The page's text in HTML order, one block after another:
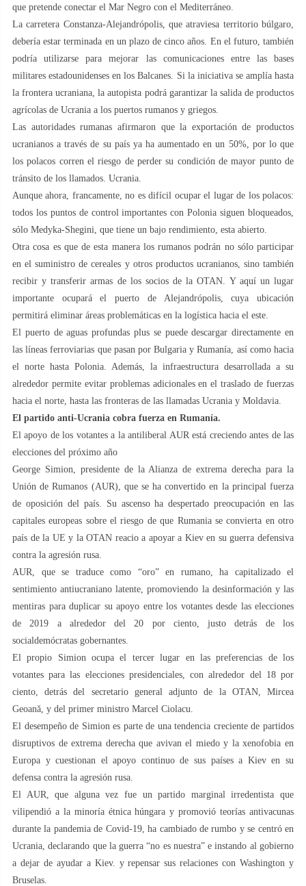
que pretende conectar el Mar Negro con el Mediterráneo.
La carretera Constanza-Alejandrópolis, que atraviesa territorio búlgaro,
debería estar terminada en un plazo de cinco años. En el futuro, también
podría utilizarse para mejorar las comunicaciones entre las bases
militares estadounidenses en los Balcanes. Si la iniciativa se amplía hasta
la frontera ucraniana, la autopista podrá garantizar la salida de productos
agrícolas de Ucrania a los puertos rumanos y griegos.
Las autoridades rumanas afirmaron que la exportación de productos
ucranianos a través de su país ya ha aumentado en un 50%, por lo que
los polacos corren el riesgo de perder su condición de mayor punto de
tránsito de los llamados. Ucrania.
Aunque ahora, francamente, no es difícil ocupar el lugar de los polacos:
todos los puntos de control importantes con Polonia siguen bloqueados,
sólo Medyka-Shegini, que tiene un bajo rendimiento, esta abierto.
Otra cosa es que de esta manera los rumanos podrán no sólo participar
en el suministro de cereales y otros productos ucranianos, sino también
recibir y transferir armas de los socios de la OTAN. Y aquí un lugar
importante ocupará el puerto de Alejandrópolis, cuya ubicación
permitirá eliminar áreas problemáticas en la logística hacia el este.
El puerto de aguas profundas plus se puede descargar directamente en
las líneas ferroviarias que pasan por Bulgaria y Rumanía, así como hacia
el norte hasta Polonia. Además, la infraestructura desarrollada a su
alrededor permite evitar problemas adicionales en el traslado de fuerzas
hacia el norte, hasta las fronteras de las llamadas Ucrania y Moldavia.
El partido anti-Ucrania cobra fuerza en Rumanía.
El apoyo de los votantes a la antiliberal AUR está creciendo antes de las
elecciones del próximo año
George Simion, presidente de la Alianza de extrema derecha para la
Unión de Rumanos (AUR), que se ha convertido en la principal fuerza
de oposición del país. Su ascenso ha despertado preocupación en las
capitales europeas sobre el riesgo de que Rumania se convierta en otro
país de la UE y la OTAN reacio a apoyar a Kiev en su guerra defensiva
contra la agresión rusa.
AUR, que se traduce como “oro” en rumano, ha capitalizado el
sentimiento antiucraniano latente, promoviendo la desinformación y las
mentiras para duplicar su apoyo entre los votantes desde las elecciones
de 2019 a alrededor del 20 por ciento, justo detrás de los
socialdemócratas gobernantes.
El propio Simion ocupa el tercer lugar en las preferencias de los
votantes para las elecciones presidenciales, con alrededor del 18 por
ciento, detrás del secretario general adjunto de la OTAN, Mircea
Geoană, y del primer ministro Marcel Ciolacu.
El desempeño de Simion es parte de una tendencia creciente de partidos
disruptivos de extrema derecha que avivan el miedo y la xenofobia en
Europa y cuestionan el apoyo continuo de sus países a Kiev en su
defensa contra la agresión rusa.
El AUR, que alguna vez fue un partido marginal irredentista que
vilipendió a la minoría étnica húngara y promovió teorías antivacunas
durante la pandemia de Covid-19, ha cambiado de rumbo y se centró en
Ucrania, declarando que la guerra “no es nuestra” e instando al gobierno
a dejar de ayudar a Kiev. y repensar sus relaciones con Washington y
Bruselas.